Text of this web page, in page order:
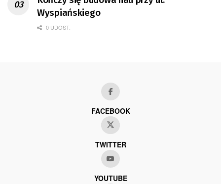
Wyspiańskiego
0 UDOST.
FACEBOOK
TWITTER
YOUTUBE